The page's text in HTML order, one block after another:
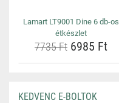
Lamart LT9001 Dine 6 db-os
étkészlet
7735 Ft 6985 Ft
KEDVENC E-BOLTOK